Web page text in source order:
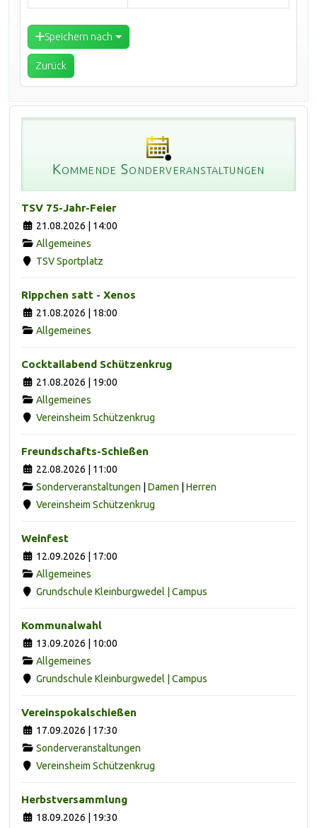
Speichern nach
Zurück
Kommende Sonderveranstaltungen
TSV 75-Jahr-Feier
21.08.2026 | 14:00
Allgemeines
TSV Sportplatz
Rippchen satt - Xenos
21.08.2026 | 18:00
Allgemeines
Cocktailabend Schützenkrug
21.08.2026 | 19:00
Allgemeines
Vereinsheim Schützenkrug
Freundschafts-Schießen
22.08.2026 | 11:00
Sonderveranstaltungen
Damen
Herren
Vereinsheim Schützenkrug
Weinfest
12.09.2026 | 17:00
Allgemeines
Grundschule Kleinburgwedel | Campus
Kommunalwahl
13.09.2026 | 10:00
Allgemeines
Grundschule Kleinburgwedel | Campus
Vereinspokalschießen
17.09.2026 | 17:30
Sonderveranstaltungen
Vereinsheim Schützenkrug
Herbstversammlung
18.09.2026 | 19:30